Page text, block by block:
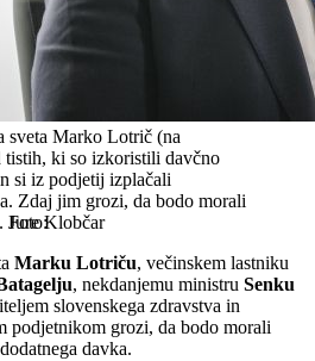
sveta Marko Lotrič (na
ki so izkoristili davčno
si iz podjetij izplačali
Zdaj jim grozi, da bodo morali
Jure Klobčar
Marku Lotriču, večinskem lastniku
, nekdanjemu ministru Senku
slovenskega zdravstva in
podjetnikom grozi, da bodo morali
davka.